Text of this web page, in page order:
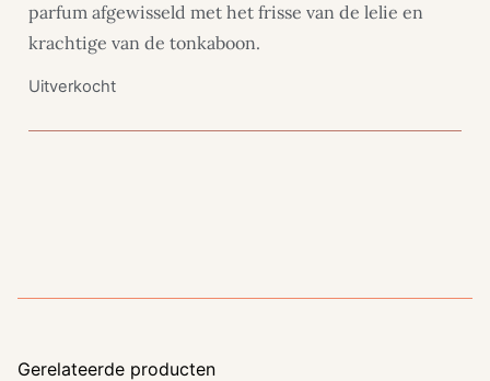
parfum afgewisseld met het frisse van de lelie en
krachtige van de tonkaboon.
Uitverkocht
Gerelateerde producten